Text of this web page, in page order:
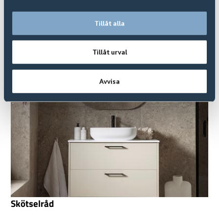
Tillåt alla
Tillåt urval
Avvisa
FAQ | Vanliga Frågor
Skötselråd